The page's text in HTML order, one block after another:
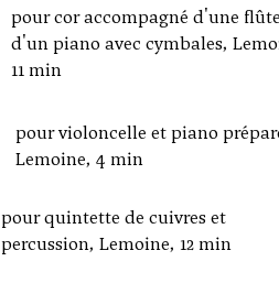
pour cor accompagné d'une
d'un piano avec cymbales,
11 min
pour violoncelle et piano
Lemoine, 4 min
pour quintette de cuivres et
percussion, Lemoine, 12 min